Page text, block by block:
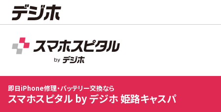
スマホスピタル by デジホ 姫路キャスパ
店舗TOP 修理料金 修理速報 お客様の声 お
即日iPhone修理・バッテリー交換なら
スマホスピタル by デジホ 姫路キャスパ